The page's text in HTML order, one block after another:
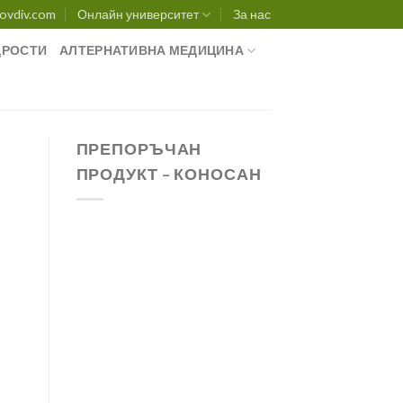
Онлайн университет За нас
АЛТЕРНАТИВНА МЕДИЦИНА
ПРЕПОРЪЧАН
ПРОДУКТ – КОНОСАН